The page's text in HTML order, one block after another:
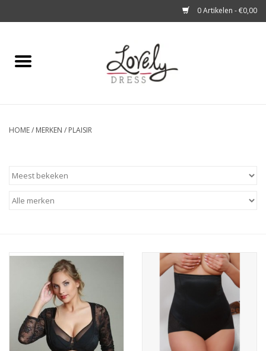
0 Artikelen - €0,00
Home
A story about
HOME/ MERKEN / PLAISIR